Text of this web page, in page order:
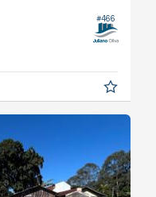
#466